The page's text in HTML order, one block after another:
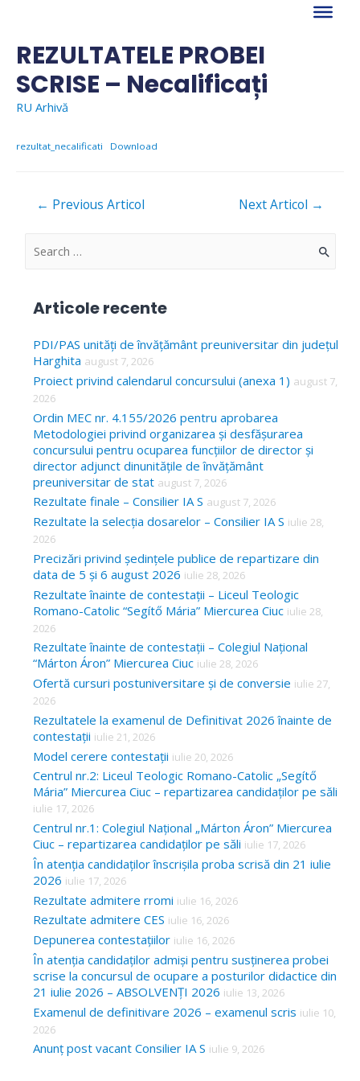
content
REZULTATELE PROBEI
SCRISE – Necalificați
RU Arhivă
rezultat_necalificati Download
Navigare
← Previous Articol Next Articol →
S
c
h
f
o
r
Articole recente
PDI/PAS unități de învățământ preuniversitar din județul
Harghita august 7, 2026
Proiect privind calendarul concursului (anexa 1) august 7,
2026
Ordin MEC nr. 4.155/2026 pentru aprobarea
Metodologiei privind organizarea și desfășurarea
concursului pentru ocuparea funcțiilor de director și
director adjunct dinunitățile de învățământ
preuniversitar de stat august 7, 2026
Rezultate finale – Consilier IA S august 7, 2026
Rezultate la selecția dosarelor – Consilier IA S iulie 28,
2026
Precizări privind ședințele publice de repartizare din
data de 5 și 6 august 2026 iulie 28, 2026
Rezultate înainte de contestații – Liceul Teologic
Romano-Catolic “Segítő Mária” Miercurea Ciuc iulie 28,
2026
Rezultate înainte de contestații – Colegiul Național
“Márton Áron” Miercurea Ciuc iulie 28, 2026
Ofertă cursuri postuniversitare și de conversie iulie 27,
2026
Rezultatele la examenul de Definitivat 2026 înainte de
contestații iulie 21, 2026
Model cerere contestații iulie 20, 2026
Centrul nr.2: Liceul Teologic Romano-Catolic „Segítő
Mária” Miercurea Ciuc – repartizarea candidaților pe săli
iulie 17, 2026
Centrul nr.1: Colegiul Național „Márton Áron” Miercurea
Ciuc – repartizarea candidaților pe săli iulie 17, 2026
În atenția candidaților înscrișila proba scrisă din 21 iulie
2026 iulie 17, 2026
Rezultate admitere rromi iulie 16, 2026
Rezultate admitere CES iulie 16, 2026
Depunerea contestațiilor iulie 16, 2026
În atenția candidaților admiși pentru susținerea probei
scrise la concursul de ocupare a posturilor didactice din
21 iulie 2026 – ABSOLVENȚI 2026 iulie 13, 2026
Examenul de definitivare 2026 – examenul scris iulie 10,
2026
Anunț post vacant Consilier IA S iulie 9, 2026